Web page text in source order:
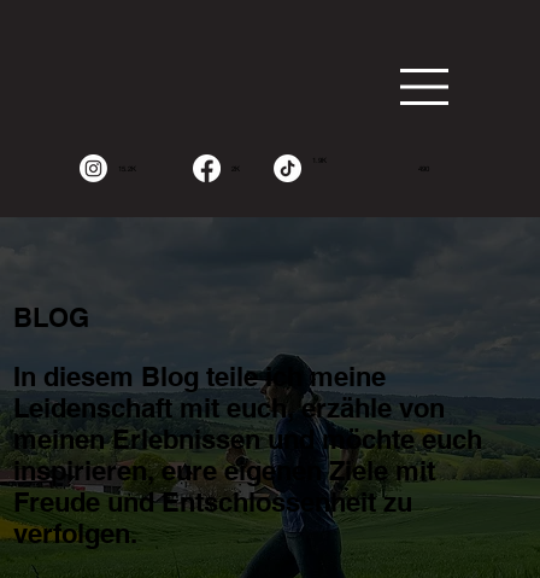
15.2K 2K
1.9K
490
BLOG
In diesem Blog teile ich meine
Leidenschaft mit euch, erzähle von
meinen Erlebnissen und möchte euch
inspirieren, eure eigenen Ziele mit
Freude und Entschlossenheit zu
verfolgen.